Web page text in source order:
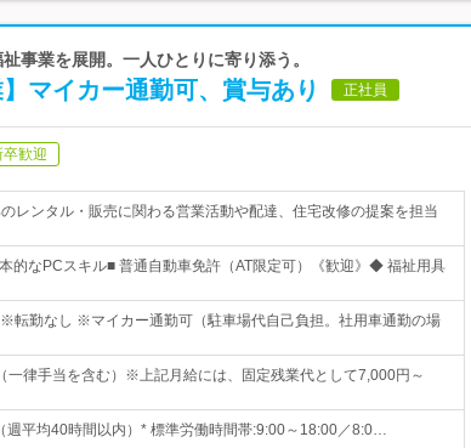
事業を展開。一人ひとりに寄り添う。
マイカー通勤可、賞与あり 正社員
歓迎
レンタル・販売に関わる営業活動や配達、住宅改修の提案を担当
的なPCスキル■ 普通自動車免許（AT限定可）《歓迎》◆ 福祉用具
転勤なし ※マイカー通勤可（駐車場代自己負担。社用車通勤の場
一律手当を含む）※上記月給には、固定残業代として7,000円～
週平均40時間以内）* 標準労働時間帯:9:00～18:00／8:0…